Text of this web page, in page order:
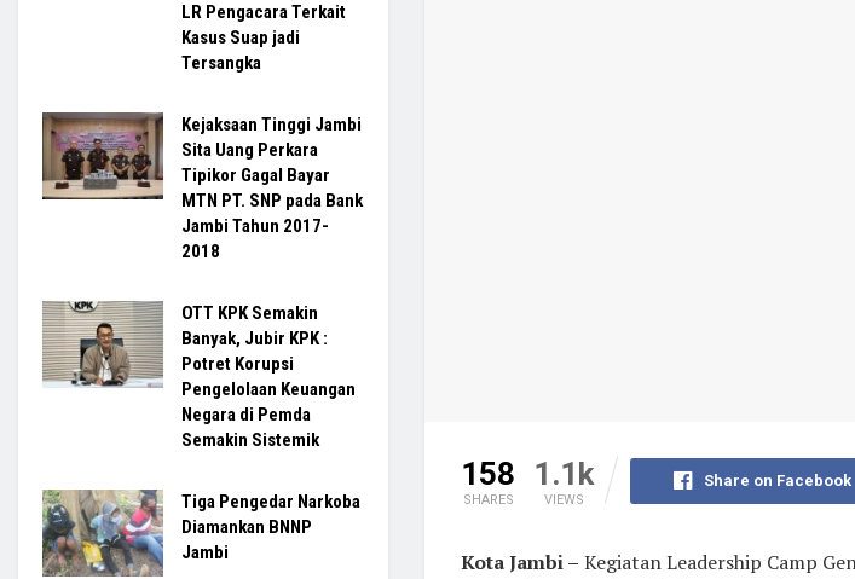
158
SHARES
1.1k
VIEWS
Share on Facebook
Kota Jambi – Kegiatan Leadership Camp
LR Pengacara Terkait
Kasus Suap jadi
Tersangka
Kejaksaan Tinggi Jambi
Sita Uang Perkara
Tipikor Gagal Bayar
MTN PT. SNP pada Bank
Jambi Tahun 2017-
2018
OTT KPK Semakin
Banyak, Jubir KPK :
Potret Korupsi
Pengelolaan Keuangan
Negara di Pemda
Semakin Sistemik
Tiga Pengedar Narkoba
Diamankan BNNP
Jambi